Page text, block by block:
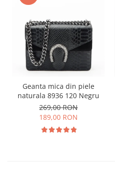
Geanta mica din piele
naturala 8936 120 Negru
269,00 RON
189,00 RON